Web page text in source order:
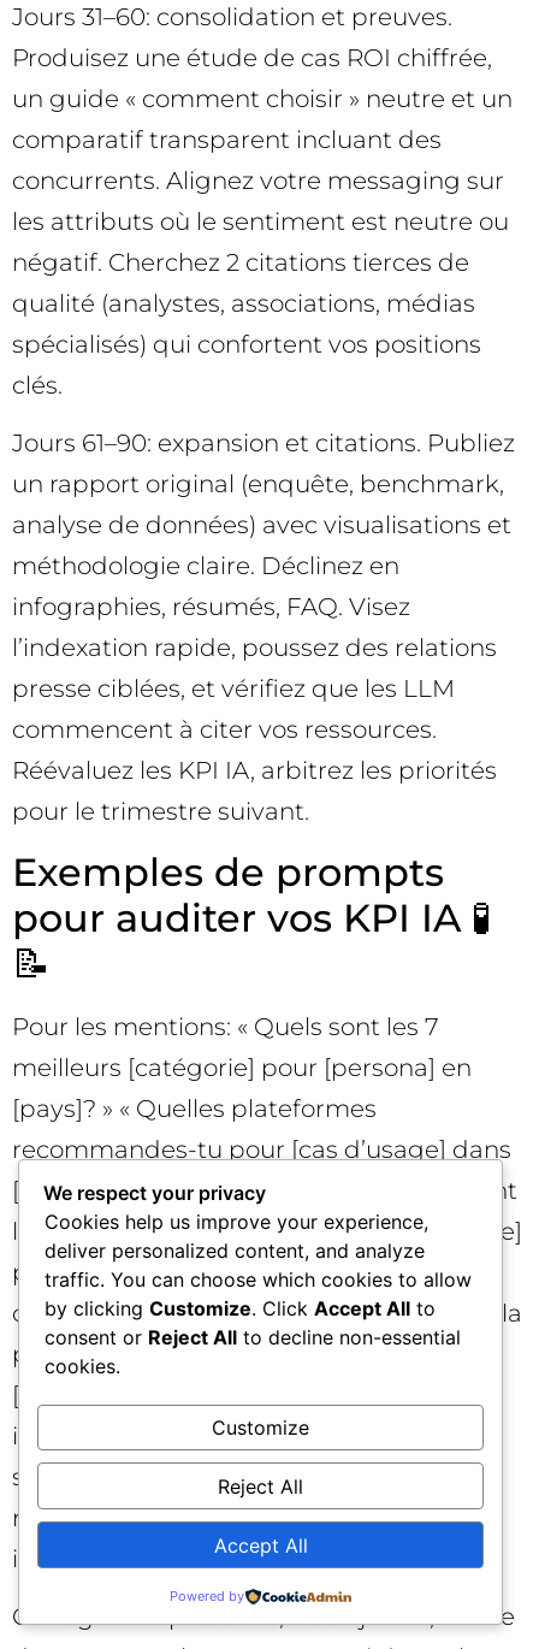
Jours 31–60: consolidation et preuves.
Produisez une étude de cas ROI chiffrée,
un guide « comment choisir » neutre et un
comparatif transparent incluant des
concurrents. Alignez votre messaging sur
les attributs où le sentiment est neutre ou
négatif. Cherchez 2 citations tierces de
qualité (analystes, associations, médias
spécialisés) qui confortent vos positions
clés.
Jours 61–90: expansion et citations. Publiez
un rapport original (enquête, benchmark,
analyse de données) avec visualisations et
méthodologie claire. Déclinez en
infographies, résumés, FAQ. Visez
l’indexation rapide, poussez des relations
presse ciblées, et vérifiez que les LLM
commencent à citer vos ressources.
Réévaluez les KPI IA, arbitrez les priorités
pour le trimestre suivant.
Exemples de prompts
pour auditer vos KPI IA 🧪
📝
Pour les mentions: « Quels sont les 7
meilleurs [catégorie] pour [persona] en
[pays]? » « Quelles plateformes
recommandes-tu pour [cas d’usage] dans
[secteur]? » Pour le sentiment: « Quels sont
les points forts et limites de [votre marque]
pour [cas d’usage]? » « [Votre marque]
convient-elle aux PME? Pourquoi? » Pour la
part de voix: « Compare [votre marque] à
[concurrent A] et [concurrent B] sur prix,
intégrations, sécurité, support. » Pour les
sources: « Cite tes sources pour ces
recommandations » « D’où viennent tes
informations sur [thème]? »
Consignez la présence, les adjectifs, l’ordre
We respect your privacy
Cookies help us improve your experience,
deliver personalized content, and analyze
traffic. You can choose which cookies to allow
by clicking Customize. Click Accept All to
consent or Reject All to decline non-essential
cookies.
Customize
Reject All
Accept All
Powered by